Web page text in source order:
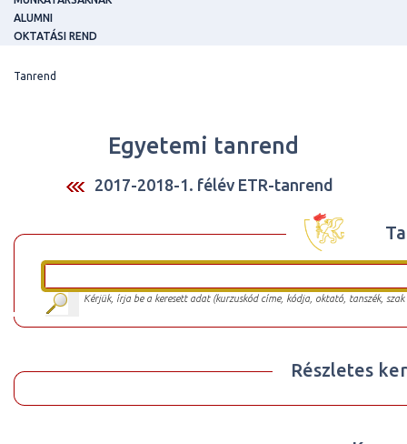
ALUMNI
OKTATÁSI REND
Tanrend
Egyetemi tanrend
2017-2018-1. félév ETR-tanrend
Kérjük, írja be a keresett adat (kurzuskód címe, kódja, oktató, tanszék,
Részletes